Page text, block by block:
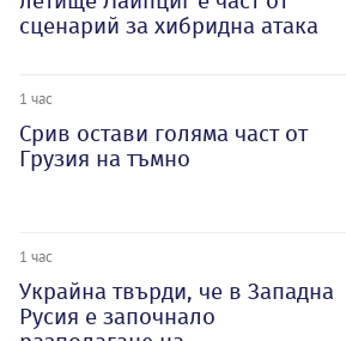
сценарий за хибридна атака
1 час
Срив остави голяма част от
Грузия на тъмно
1 час
Украйна твърди, че в Западна
Русия е започнало